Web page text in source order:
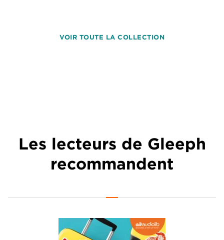
VOIR TOUTE LA COLLECTION
Les lecteurs de Gleeph
recommandent